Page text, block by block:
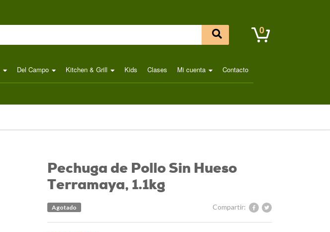
0
Del Campo Kitchen & Grill Kids Clases Mi cuenta Contacto
Pechuga de Pollo Sin Hueso
Terramaya, 1.1kg
Compartir:
Agotado